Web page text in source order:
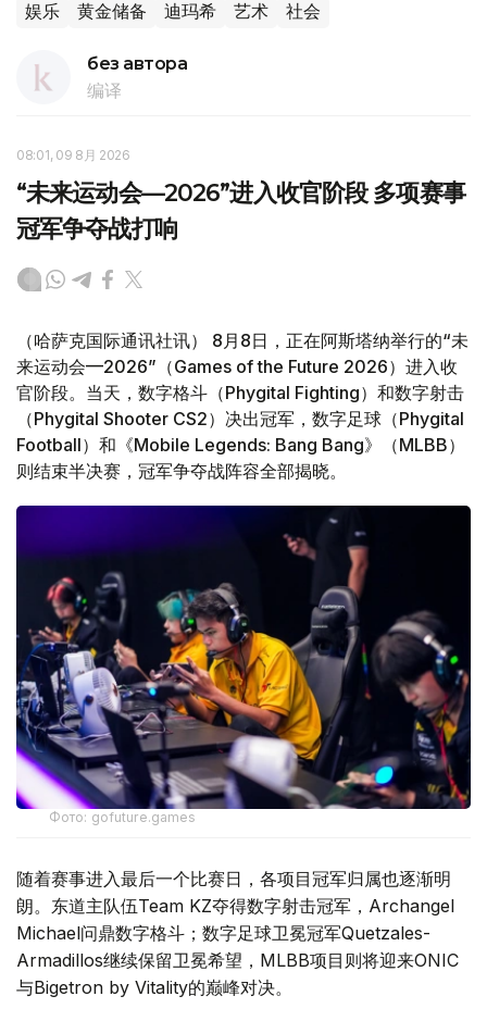
娱乐 黄金储备 迪玛希 艺术 社会
без автора
编译
08:01, 09 8月 2026
“未来运动会—2026”进入收官阶段 多项赛事
冠军争夺战打响
（哈萨克国际通讯社讯） 8月8日，正在阿斯塔纳举行的“未
来运动会—2026”（Games of the Future 2026）进入收
官阶段。当天，数字格斗（Phygital Fighting）和数字射击
（Phygital Shooter CS2）决出冠军，数字足球（Phygital
Football）和《Mobile Legends: Bang Bang》（MLBB）
则结束半决赛，冠军争夺战阵容全部揭晓。
Фото: gofuture.games
随着赛事进入最后一个比赛日，各项目冠军归属也逐渐明
朗。东道主队伍Team KZ夺得数字射击冠军，Archangel
Michael问鼎数字格斗；数字足球卫冕冠军Quetzales-
Armadillos继续保留卫冕希望，MLBB项目则将迎来ONIC
与Bigetron by Vitality的巅峰对决。